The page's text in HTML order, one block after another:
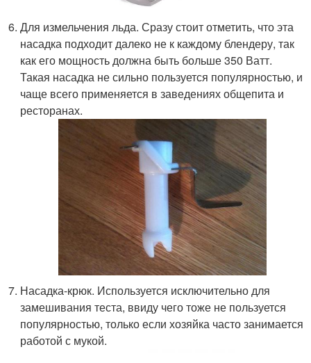
Для измельчения льда. Сразу стоит отметить, что эта
насадка подходит далеко не к каждому блендеру, так
как его мощность должна быть больше 350 Ватт.
Такая насадка не сильно пользуется популярностью, и
чаще всего применяется в заведениях общепита и
ресторанах.
Насадка-крюк. Используется исключительно для
замешивания теста, ввиду чего тоже не пользуется
популярностью, только если хозяйка часто занимается
работой с мукой.